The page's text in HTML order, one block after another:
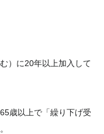
）に20年以上加入して
歳以上で「繰り下げ受